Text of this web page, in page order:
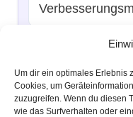
Um dir ein optimales Erlebnis
Cookies, um
zuzugreifen. Wenn du diesen
wie das Surfverhalten oder
SPC unterstützt
Toleranzen,
Nacharbeit und
Grundlage für